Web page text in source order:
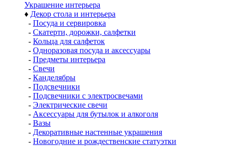
Украшение интерьера
♦ Декор стола и интерьера
- Посуда и сервировка
- Скатерти, дорожки, салфетки
- Кольца для салфеток
- Одноразовая посуда и аксессуары
- Предметы интерьера
- Свечи
- Канделябры
- Подсвечники
- Подсвечники с электросвечами
- Электрические свечи
- Аксессуары для бутылок и алкоголя
- Вазы
- Декоративные настенные украшения
- Новогодние и рождественские статуэтки